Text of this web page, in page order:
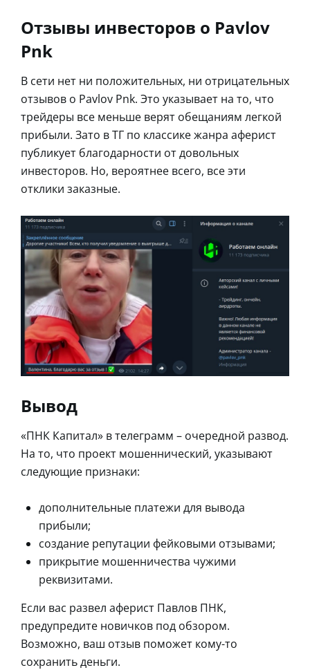
Отзывы инвесторов о Pavlov
Pnk
В сети нет ни положительных, ни отрицательных
отзывов о Pavlov Pnk. Это указывает на то, что
трейдеры все меньше верят обещаниям легкой
прибыли. Зато в ТГ по классике жанра аферист
публикует благодарности от довольных
инвесторов. Но, вероятнее всего, все эти
отклики заказные.
Вывод
«ПНК Капитал» в телеграмм – очередной развод.
На то, что проект мошеннический, указывают
следующие признаки:
дополнительные платежи для вывода
прибыли;
создание репутации фейковыми отзывами;
прикрытие мошенничества чужими
реквизитами.
Если вас развел аферист Павлов ПНК,
предупредите новичков под обзором.
Возможно, ваш отзыв поможет кому-то
сохранить деньги.